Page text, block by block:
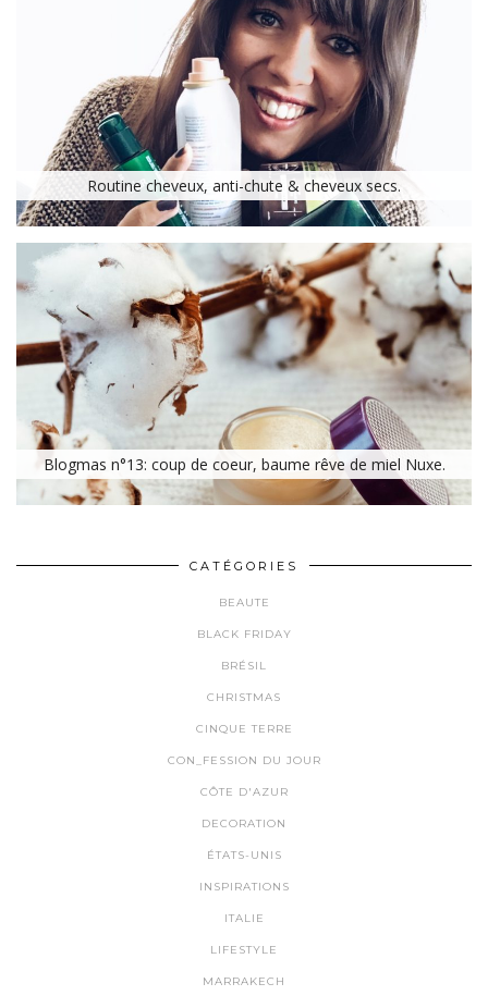
Routine cheveux, anti-chute & cheveux secs.
Blogmas n°13: coup de coeur, baume rêve de miel Nuxe.
CATÉGORIES
BEAUTE
BLACK FRIDAY
BRÉSIL
CHRISTMAS
CINQUE TERRE
CON_FESSION DU JOUR
CÔTE D'AZUR
DECORATION
ÉTATS-UNIS
INSPIRATIONS
ITALIE
LIFESTYLE
MARRAKECH